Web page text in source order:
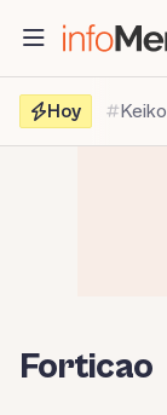
contenido
Hoy
Forticao